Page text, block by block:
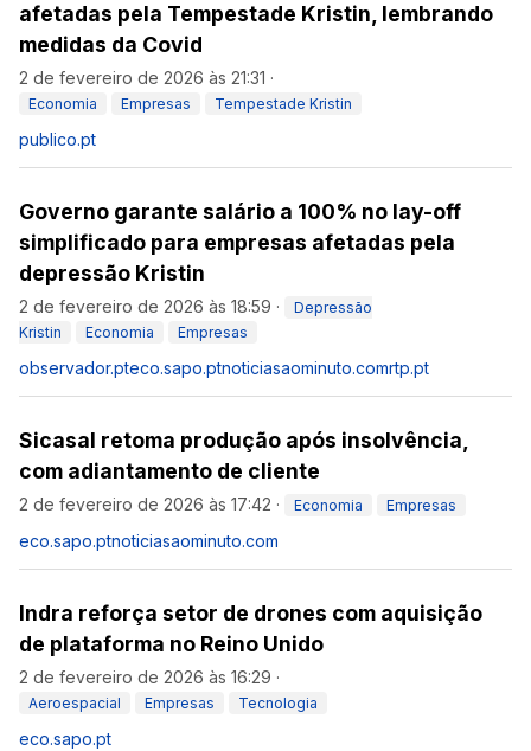
afetadas pela Tempestade Kristin, lembrando
medidas da Covid
2 de fevereiro de 2026 às 21:31 ·
Economia Empresas Tempestade Kristin
publico.pt
Governo garante salário a 100% no lay-off
simplificado para empresas afetadas pela
depressão Kristin
2 de fevereiro de 2026 às 18:59 ·
Depressão
Kristin
Economia Empresas
observador.pteco.sapo.ptnoticiasaominuto.comrtp.pt
Sicasal retoma produção após insolvência,
com adiantamento de cliente
2 de fevereiro de 2026 às 17:42 · Economia Empresas
eco.sapo.ptnoticiasaominuto.com
Indra reforça setor de drones com aquisição
de plataforma no Reino Unido
2 de fevereiro de 2026 às 16:29 ·
Aeroespacial Empresas Tecnologia
eco.sapo.pt